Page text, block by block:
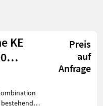
FilterKE
3000
Preis
auf
Anfrage